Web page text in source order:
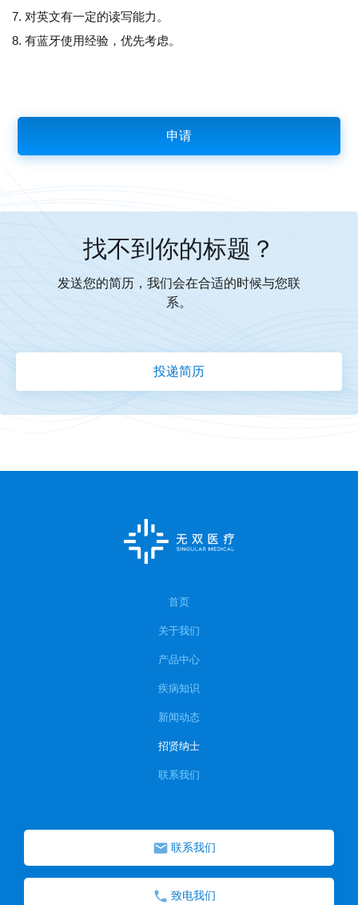
7. 对英文有一定的读写能力。
8. 有蓝牙使用经验，优先考虑。
申请
找不到你的标题？
发送您的简历，我们会在合适的时候与您联
系。
投递简历
首页
关于我们
产品中心
疾病知识
新闻动态
招贤纳士
联系我们
联系我们
致电我们